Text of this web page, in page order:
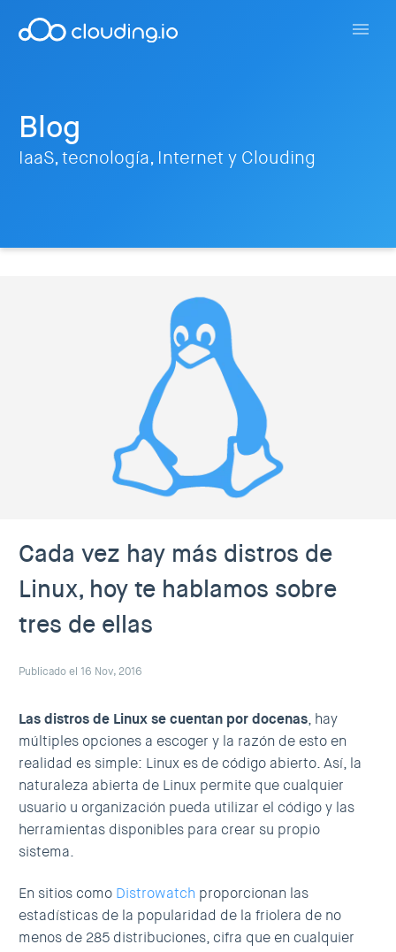
Blog
IaaS, tecnología, Internet y Clouding
Cada vez hay más distros de
Linux, hoy te hablamos sobre
tres de ellas
Publicado el 16 Nov, 2016
Las distros de Linuxse cuentan por docenas, hay
múltiples opciones a escoger y la razón de esto en
realidad es simple: Linux es de código abierto. Así, la
naturaleza abierta de Linux permite que cualquier
usuario u organización pueda utilizar el código y las
herramientas disponibles para crear su propio
sistema.
En sitios como Distrowatch proporcionan las
estadísticas de la popularidad de la friolera de no
menos de 285 distribuciones, cifra que en cualquier